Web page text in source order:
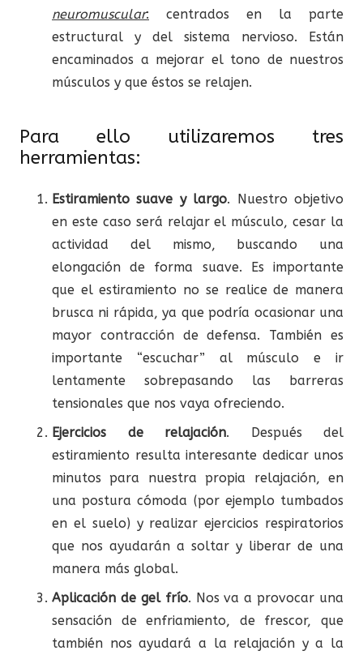
neuromuscular: centrados en la parte
estructural y del sistema nervioso. Están
encaminados a mejorar el tono de nuestros
músculos y que éstos se relajen.
Para ello utilizaremos tres
herramientas:
Estiramiento suave y largo. Nuestro objetivo
en este caso será relajar el músculo, cesar la
actividad del mismo, buscando una
elongación de forma suave. Es importante
que el estiramiento no se realice de manera
brusca ni rápida, ya que podría ocasionar una
mayor contracción de defensa. También es
importante “escuchar” al músculo e ir
lentamente sobrepasando las barreras
tensionales que nos vaya ofreciendo.
Ejercicios
de relajación. Después del
estiramiento resulta interesante dedicar unos
minutos para nuestra propia relajación, en
una postura cómoda (por ejemplo tumbados
en el suelo) y realizar ejercicios respiratorios
que nos ayudarán a soltar y liberar de una
manera más global.
Aplicación de gel frío. Nos va a provocar una
sensación de enfriamiento, de frescor, que
también nos ayudará a la relajación y a la